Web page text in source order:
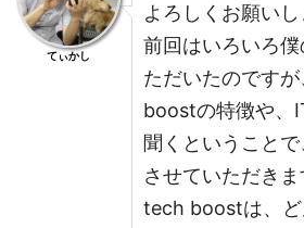
てぃかし
よろしくお願いし
前回はいろいろ
ただいたのです
boostの特徴や、
聞くということ
させていただきま
tech boostは、